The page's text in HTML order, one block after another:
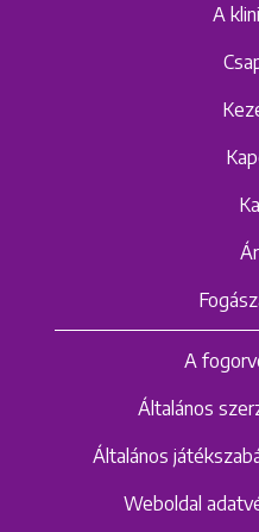
A
A
Általános
Általános
Weboldal